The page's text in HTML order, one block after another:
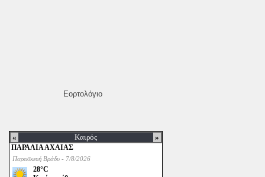
Εορτολόγιο